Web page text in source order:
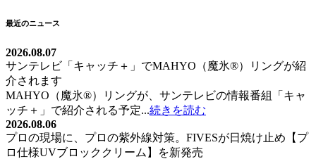
ゲ
ー
シ
ョ
ン
最近のニュース
2026.08.07
サンテレビ「キャッチ＋」でMAHYO（魔氷®）リングが紹
介されます
MAHYO（魔氷®）リングが、サンテレビの情報番組「キャ
ッチ＋」で紹介される予定...続きを読む
2026.08.06
プロの現場に、プロの紫外線対策。FIVESが日焼け止め【プ
ロ仕様UVブロッククリーム】を新発売